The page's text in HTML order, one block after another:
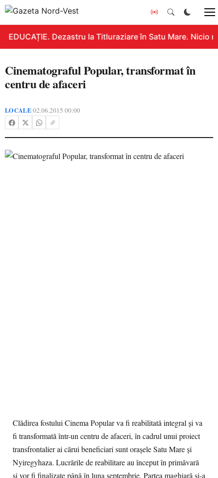
EDUCAȚIE. Dezastru la Titluraziare în Satu Mare. Nicio
Cinematograful Popular, transformat în
centru de afaceri
LOCALE•02.06.2015 00:00
Clădirea fostului Cinema Popular va fi reabilitată integral şi va
fi transformată într-un centru de afaceri, în cadrul unui proiect
transfrontalier ai cărui beneficiari sunt oraşele Satu Mare și
Nyiregyhaza. Lucrările de reabilitare au început în primăvară
şi vor fi finalizate până în luna septembrie. Partea maghiară şi-a